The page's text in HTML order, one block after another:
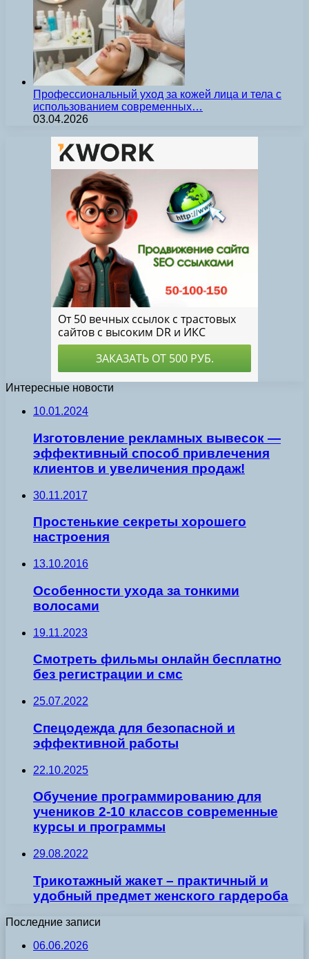
Профессиональный уход за кожей лица и тела с
использованием современных…
03.04.2026
Интересные новости
10.01.2024
Изготовление рекламных вывесок —
эффективный способ привлечения
клиентов и увеличения продаж!
30.11.2017
Простенькие секреты хорошего
настроения
13.10.2016
Особенности ухода за тонкими
волосами
19.11.2023
Смотреть фильмы онлайн бесплатно
без регистрации и смс
25.07.2022
Спецодежда для безопасной и
эффективной работы
22.10.2025
Обучение программированию для
учеников 2-10 классов современные
курсы и программы
29.08.2022
Трикотажный жакет – практичный и
удобный предмет женского гардероба
Последние записи
06.06.2026